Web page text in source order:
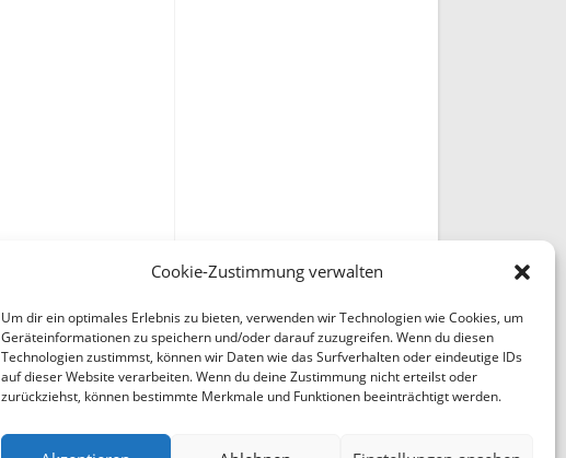
Cookie-Zustimmung verwalten
Um dir ein optimales Erlebnis zu bieten, verwenden wir Technologien wie Cookies, um
Geräteinformationen zu speichern und/oder darauf zuzugreifen. Wenn du diesen
Technologien zustimmst, können wir Daten wie das Surfverhalten oder eindeutige IDs
auf dieser Website verarbeiten. Wenn du deine Zustimmung nicht erteilst oder
zurückziehst, können bestimmte Merkmale und Funktionen beeinträchtigt werden.